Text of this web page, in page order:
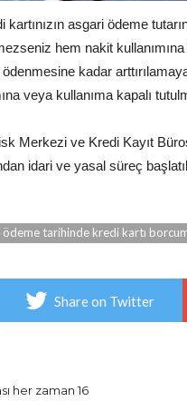
asgari ödeme
hem nakit kullanımına
kadar
veya kullanıma kapalı
Merkezi ve Kredi Kayıt
idari ve yasal süreç
ödeme tarihinde kredi kartı
Share on Twitter
her zaman 16